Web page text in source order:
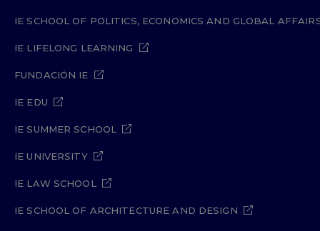
IE SCHOOL OF POLITICS, ECONOMICS AND GLOBAL
IE LIFELONG LEARNING
FUNDACIÓN IE
IE EDU
IE SUMMER SCHOOL
IE UNIVERSITY
IE LAW SCHOOL
IE SCHOOL OF ARCHITECTURE AND DESIGN